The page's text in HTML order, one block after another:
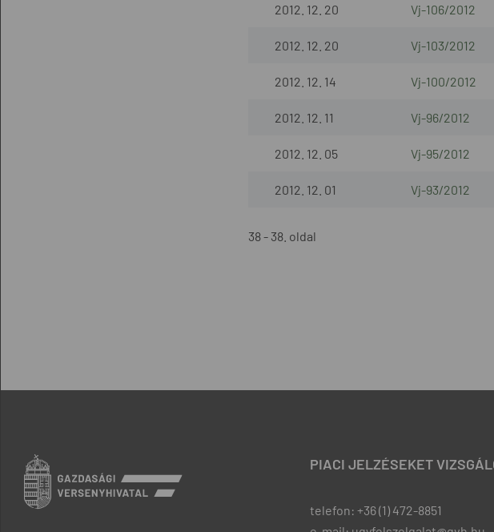
2012. 12. 20 Vj-106/2012
2012. 12. 20 Vj-103/2012
2012. 12. 14 Vj-100/2012
2012. 12. 11 Vj-96/2012
2012. 12. 05 Vj-95/2012
2012. 12. 01 Vj-93/2012
38 - 38. oldal
PIACI JELZÉSEKET
telefon: +36 (1) 472-8851